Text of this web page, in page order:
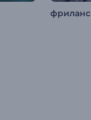
фриланс